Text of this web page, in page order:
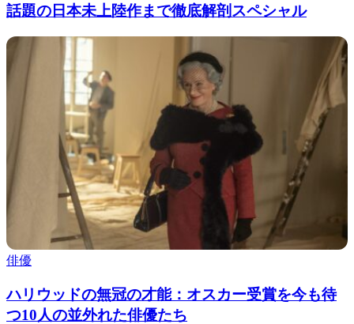
話題の日本未上陸作まで徹底解剖スペシャル
俳優
ハリウッドの無冠の才能：オスカー受賞を今も待
つ10人の並外れた俳優たち